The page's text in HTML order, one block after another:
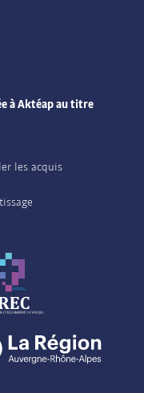
à Aktéap au titre
les acquis